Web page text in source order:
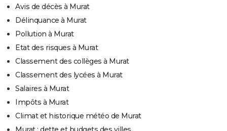
Avis de décès à Murat
Délinquance à Murat
Pollution à Murat
Etat des risques à Murat
Classement des collèges à Murat
Classement des lycées à Murat
Salaires à Murat
Impôts à Murat
Climat et historique météo de Murat